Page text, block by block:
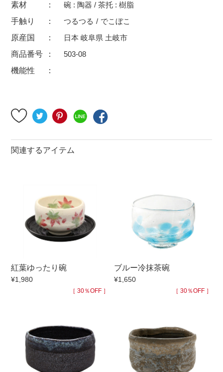
5,000円～9,999円 5,000円〜
ブランド・窯名・作家名
特集
手ざわり
柄
素材
碗 : 陶器 / 茶托 : 樹脂
手触り
つるつる
でこぼこ
原産国
日本 岐阜県 土岐市
商品番号
503-08
機能性
関連するアイテム
紅葉ゆったり碗
¥1,980
［ 30％OFF ］
ブルー冷抹茶碗
¥1,650
［ 30％OFF ］